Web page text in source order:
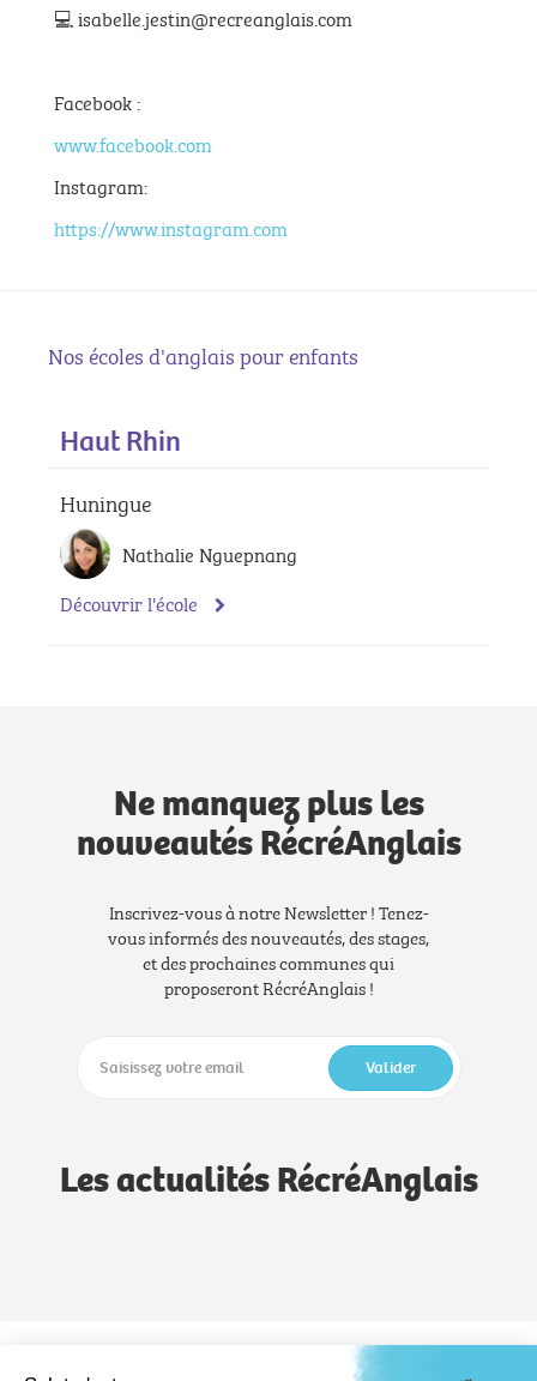
💻 isabelle.jestin@recreanglais.com
Facebook :
www.facebook.com
Instagram:
https://www.instagram.com
Nos écoles d'anglais pour enfants
Haut Rhin
Huningue
Nathalie Nguepnang
Découvrir l'école
Ne manquez plus les
nouveautés RécréAnglais
Inscrivez-vous à notre Newsletter ! Tenez-
vous informés des nouveautés, des stages,
et des prochaines communes qui
proposeront RécréAnglais !
Valider
Les actualités RécréAnglais
Notre savoir-faire